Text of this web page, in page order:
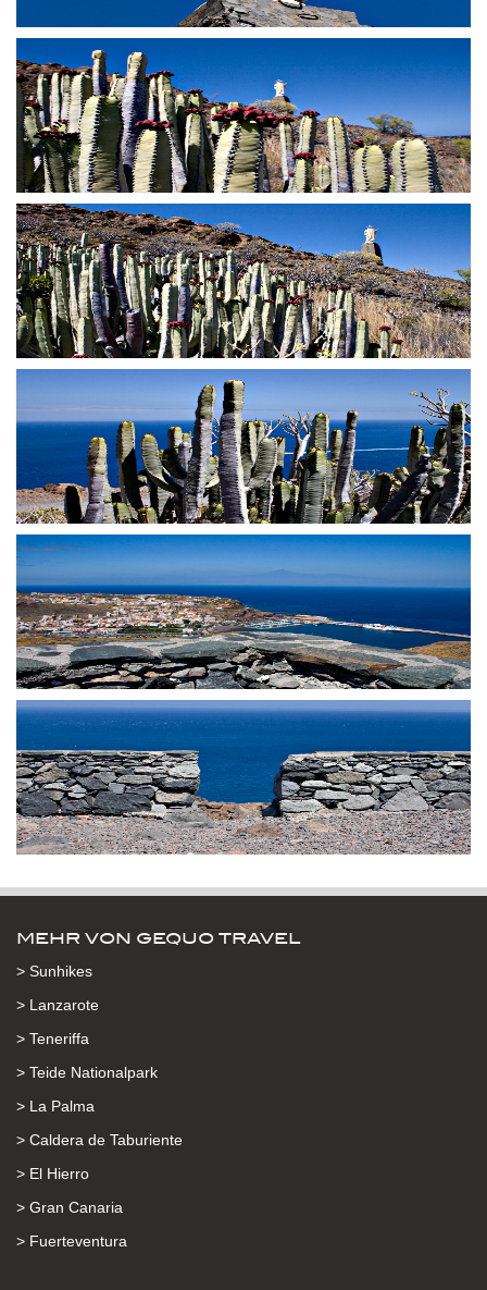
MEHR VON GEQUO TRAVEL
> Sunhikes
> Lanzarote
> Teneriffa
> Teide Nationalpark
> La Palma
> Caldera de Taburiente
> El Hierro
> Gran Canaria
> Fuerteventura